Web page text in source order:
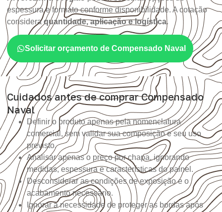
espessura e formato conforme disponibilidade. A cotação
consideraquantidade, aplicação e logística.
Solicitar orçamento de Compensado Naval
Cuidados antes de comprar Compensado
Naval
Definir o produto apenas pela nomenclatura
comercial, sem validar sua composição e seu uso
previsto.
Analisar apenas o preço por chapa, ignorando
medidas, espessura e características do painel.
Desconsiderar as condições de exposição e o
acabamento necessário.
Ignorar a necessidade de proteger as bordas após